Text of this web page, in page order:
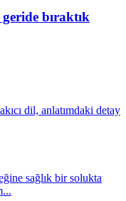
bıraktık
dil, anlatımdaki detay
sağlık bir solukta